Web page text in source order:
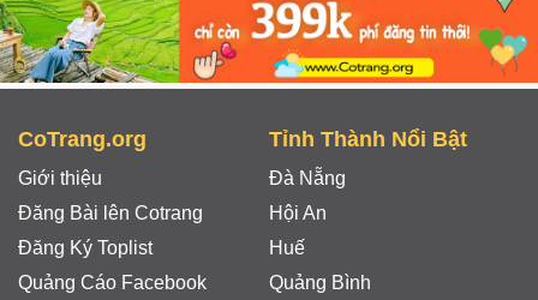
CoTrang.org
Giới thiệu
Đăng Bài lên Cotrang
Đăng Ký Toplist
Quảng Cáo Facebook
Tỉnh Thành Nổi Bật
Đà Nẵng
Hội An
Huế
Quảng Bình